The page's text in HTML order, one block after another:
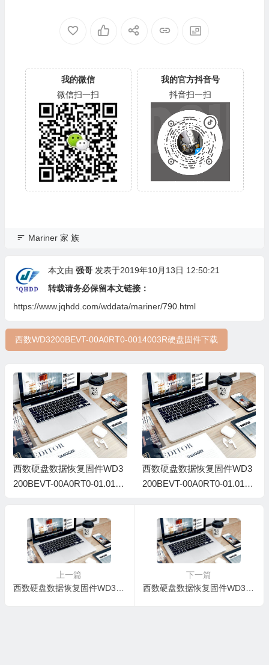
我的微信
微信扫一扫
我的官方抖音号
抖音扫一扫
Mariner 家 族
本文由 强哥 发表于2019年10月13日 12:50:21
转载请务必保留本文链接：
https://www.jqhdd.com/wddata/mariner/790.html
西数WD3200BEVT-00A0RT0-0014003R硬盘固件下载
西数硬盘数据恢复固件WD3
200BEVT-00A0RT0-01.01A0
西数硬盘数据恢复固件WD3
200BEVT-00A0RT0-01.01A0
上一篇
下一篇